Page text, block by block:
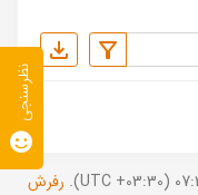
رفرش
نظرسنجی